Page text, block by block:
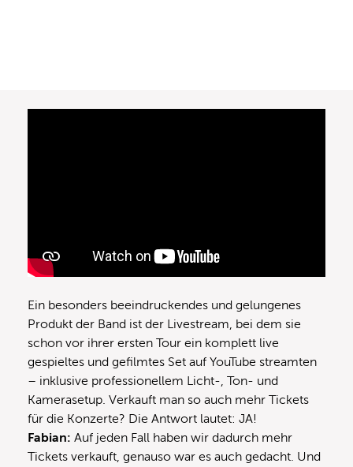
Ein besonders beeindruckendes und gelungenes
Produkt der Band ist der Livestream, bei dem sie
schon vor ihrer ersten Tour ein komplett live
gespieltes und gefilmtes Set auf YouTube streamten
– inklusive professionellem Licht-, Ton- und
Kamerasetup. Verkauft man so auch mehr Tickets
für die Konzerte? Die Antwort lautet: JA!
Fabian: Auf jeden Fall haben wir dadurch mehr
Tickets verkauft, genauso war es auch gedacht. Und